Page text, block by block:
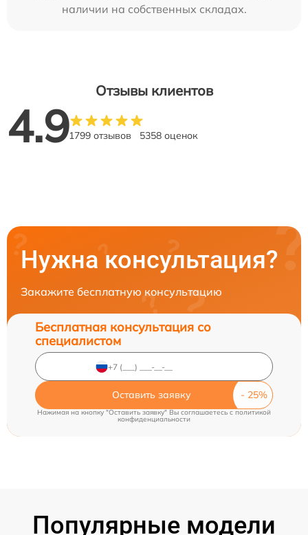
наличии на собственных складах.
Отзывы клиентов
4.91799 отзывов 5358 оценок
Нужна консультация?
Закажите бесплатную консультацию
Бесплатная консультация со
специалистом
Оставить заявку
Нажимая на кнопку "Оставить заявку" Вы соглашаетесь cполитикой
конфиденциальности
Популярные модели